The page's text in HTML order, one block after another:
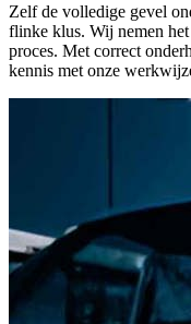
Zelf de volledige gevel
flinke klus. Wij nemen
proces. Met correct
kennis met onze